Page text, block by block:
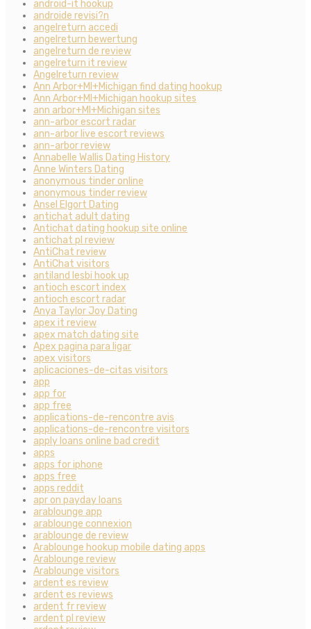
android-it hookup
androide revisi?n
angelreturn accedi
angelreturn bewertung
angelreturn de review
angelreturn it review
Angelreturn review
Ann Arbor+MI+Michigan find dating hookup
Ann Arbor+MI+Michigan hookup sites
ann arbor+MI+Michigan sites
ann-arbor escort radar
ann-arbor live escort reviews
ann-arbor review
Annabelle Wallis Dating History
Anne Winters Dating
anonymous tinder online
anonymous tinder review
Ansel Elgort Dating
antichat adult dating
Antichat dating hookup site online
antichat pl review
AntiChat review
AntiChat visitors
antiland lesbi hook up
antioch escort index
antioch escort radar
Anya Taylor Joy Dating
apex it review
apex match dating site
Apex pagina para ligar
apex visitors
aplicaciones-de-citas visitors
app
app for
app free
applications-de-rencontre avis
applications-de-rencontre visitors
apply loans online bad credit
apps
apps for iphone
apps free
apps reddit
apr on payday loans
arablounge app
arablounge connexion
arablounge de review
Arablounge hookup mobile dating apps
Arablounge review
Arablounge visitors
ardent es review
ardent es reviews
ardent fr review
ardent pl review